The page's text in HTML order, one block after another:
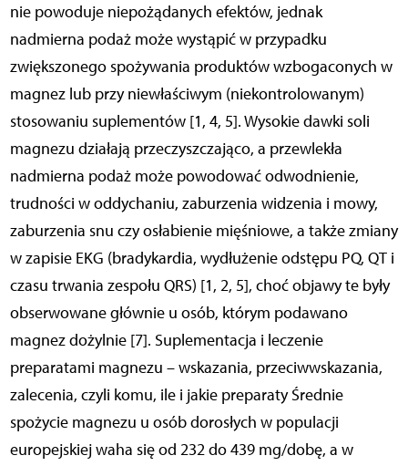
nie powoduje niepożądanych efektów, jednak
nadmierna podaż może wystąpić w przypadku
zwiększonego spożywania produktów wzbogaconych w
magnez lub przy niewłaściwym (niekontrolowanym)
stosowaniu suplementów [1, 4, 5]. Wysokie dawki soli
magnezu działają przeczyszczająco, a przewlekła
nadmierna podaż może powodować odwodnienie,
trudności w oddychaniu, zaburzenia widzenia i mowy,
zaburzenia snu czy osłabienie mięśniowe, a także zmiany
w zapisie EKG (bradykardia, wydłużenie odstępu PQ, QT i
czasu trwania zespołu QRS) [1, 2, 5], choć objawy te były
obserwowane głównie u osób, którym podawano
magnez dożylnie [7]. Suplementacja i leczenie
preparatami magnezu – wskazania, przeciwwskazania,
zalecenia, czyli komu, ile i jakie preparaty Średnie
spożycie magnezu u osób dorosłych w populacji
europejskiej waha się od 232 do 439 mg/dobę, a w